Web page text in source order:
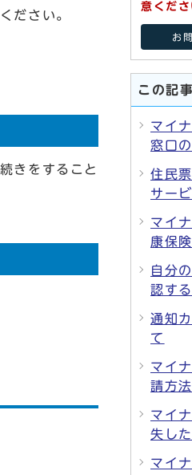
ださい。
きをすること
意くださ
お
この記
マイ
窓口
住民
サー
マイ
康保
自分
認す
通知
て
マイ
請方
マイ
失し
マイ